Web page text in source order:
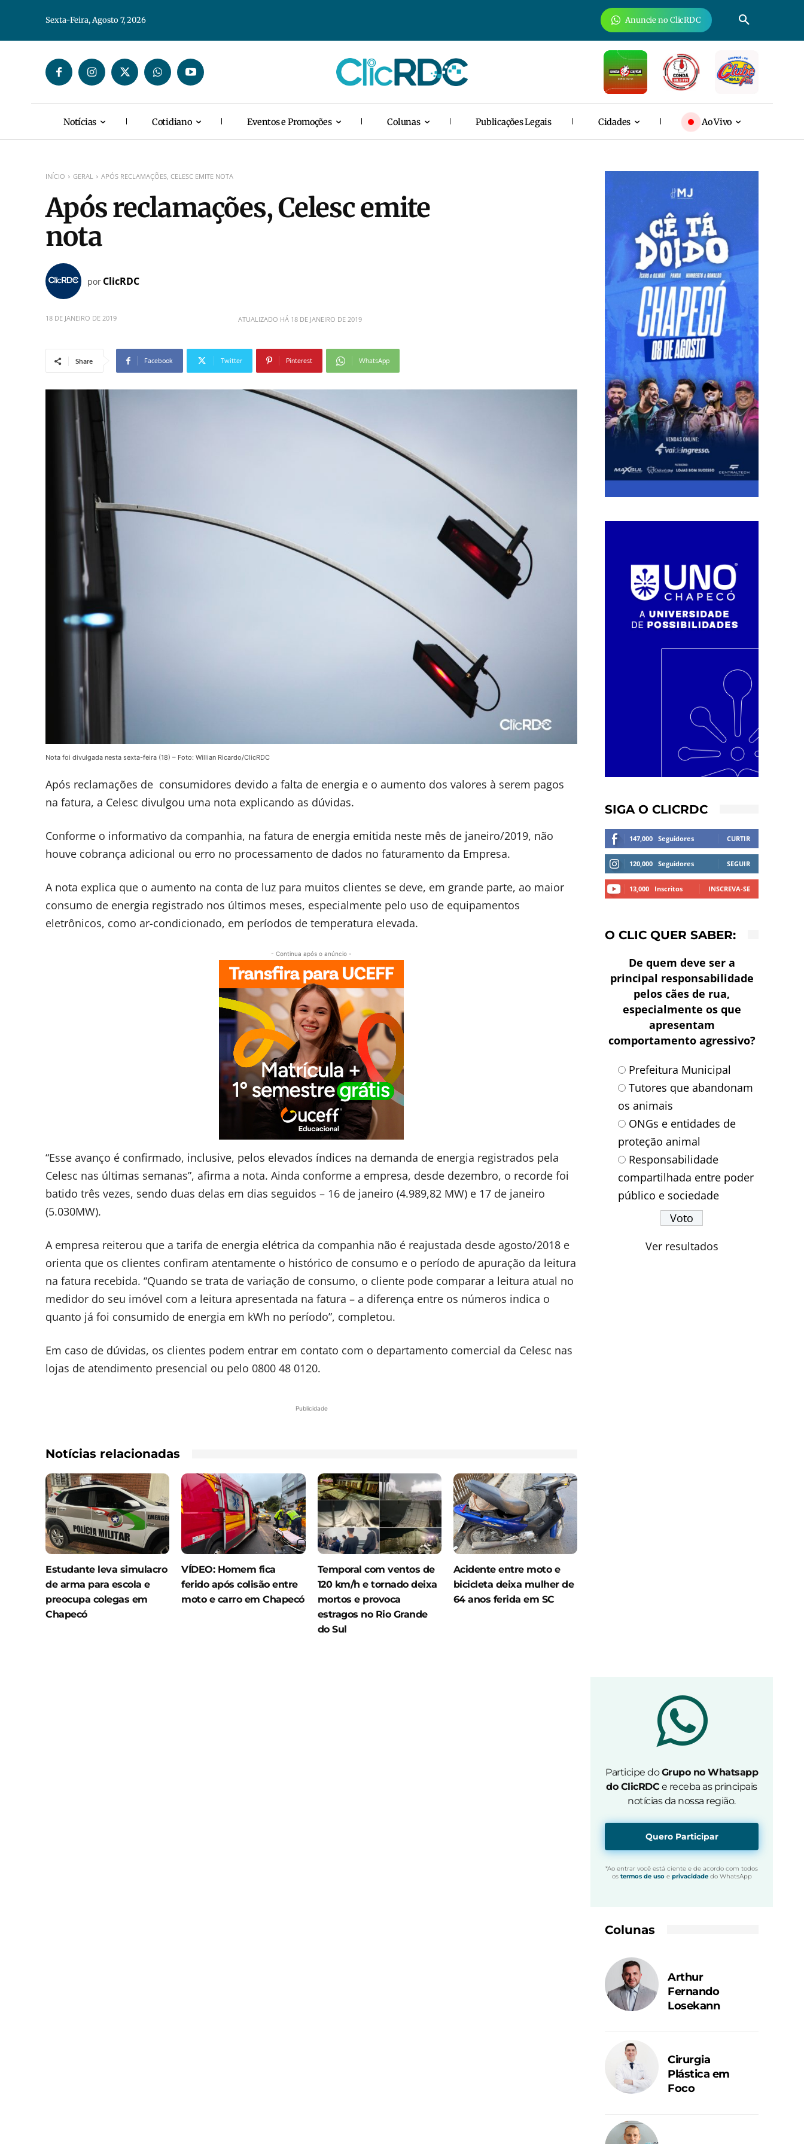
Sexta-Feira, Agosto 7, 2026 Anuncie no ClicRDC
Notícias Cotidiano Eventos e Promoções Colunas Publicações Legais Cidades Ao Vivo
INÍCIO GERAL APÓS RECLAMAÇÕES, CELESC EMITE NOTA
Após reclamações, Celesc emite
nota
por ClicRDC
18 DE JANEIRO DE 2019 ATUALIZADO HÁ 18 DE JANEIRO DE 2019
Share Facebook Twitter Pinterest WhatsApp
Nota foi divulgada nesta sexta-feira (18) – Foto: Willian Ricardo/ClicRDC
Após reclamações de consumidores devido a falta de energia e o aumento dos valores à serem pagos
na fatura, a Celesc divulgou uma nota explicando as dúvidas.
Conforme o informativo da companhia, na fatura de energia emitida neste mês de janeiro/2019, não
houve cobrança adicional ou erro no processamento de dados no faturamento da Empresa.
A nota explica que o aumento na conta de luz para muitos clientes se deve, em grande parte, ao maior
consumo de energia registrado nos últimos meses, especialmente pelo uso de equipamentos
eletrônicos, como ar-condicionado, em períodos de temperatura elevada.
- Continua após o anúncio -
“Esse avanço é confirmado, inclusive, pelos elevados índices na demanda de energia registrados pela
Celesc nas últimas semanas”, afirma a nota. Ainda conforme a empresa, desde dezembro, o recorde foi
batido três vezes, sendo duas delas em dias seguidos – 16 de janeiro (4.989,82 MW) e 17 de janeiro
(5.030MW).
A empresa reiterou que a tarifa de energia elétrica da companhia não é reajustada desde agosto/2018 e
orienta que os clientes confiram atentamente o histórico de consumo e o período de apuração da leitura
na fatura recebida. “Quando se trata de variação de consumo, o cliente pode comparar a leitura atual no
medidor do seu imóvel com a leitura apresentada na fatura – a diferença entre os números indica o
quanto já foi consumido de energia em kWh no período”, completou.
Em caso de dúvidas, os clientes podem entrar em contato com o departamento comercial da Celesc nas
lojas de atendimento presencial ou pelo 0800 48 0120.
Publicidade
Notícias relacionadas
Estudante leva simulacro
de arma para escola e
preocupa colegas em
Chapecó
VÍDEO: Homem fica
ferido após colisão entre
moto e carro em Chapecó
Temporal com ventos de
120 km/h e tornado deixa
mortos e provoca
estragos no Rio Grande
do Sul
Acidente entre moto e
bicicleta deixa mulher de
64 anos ferida em SC
SIGA O CLICRDC
147,000 Seguidores CURTIR
120,000 Seguidores SEGUIR
13,000 Inscritos INSCREVA-SE
O CLIC QUER SABER:
De quem deve ser a
principal responsabilidade
pelos cães de rua,
especialmente os que
apresentam
comportamento agressivo?
Prefeitura Municipal
Tutores que abandonam
os animais
ONGs e entidades de
proteção animal
Responsabilidade
compartilhada entre poder
público e sociedade
Ver resultados
Participe doGrupo no Whatsapp
do ClicRDC e receba as principais
notícias da nossa região.
Quero Participar
*Ao entrar você está ciente e de acordo com todos
os termos de usoe privacidadedo WhatsApp
Colunas
Arthur
Fernando
Losekann
Cirurgia
Plástica em
Foco